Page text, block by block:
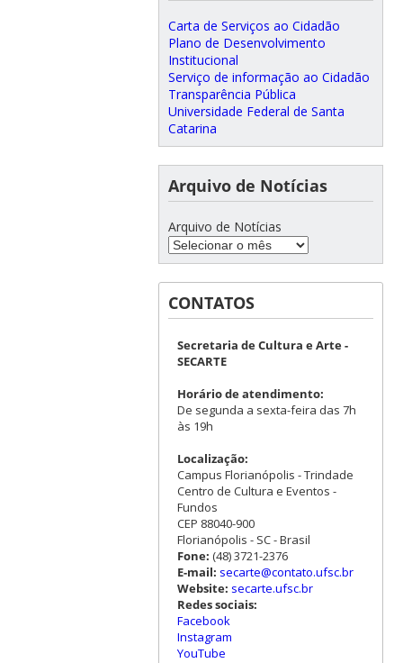
Carta de Serviços ao Cidadão
Plano de Desenvolvimento
Institucional
Serviço de informação ao Cidadão
Transparência Pública
Universidade Federal de Santa
Catarina
Arquivo de Notícias
Arquivo de Notícias
CONTATOS
Secretaria de Cultura e Arte -
SECARTE
Horário de atendimento:
De segunda a sexta-feira das 7h
às 19h
Localização:
Campus Florianópolis - Trindade
Centro de Cultura e Eventos -
Fundos
CEP 88040-900
Florianópolis - SC - Brasil
Fone: (48) 3721-2376
E-mail: secarte@contato.ufsc.br
Website: secarte.ufsc.br
Redes sociais:
Facebook
Instagram
YouTube